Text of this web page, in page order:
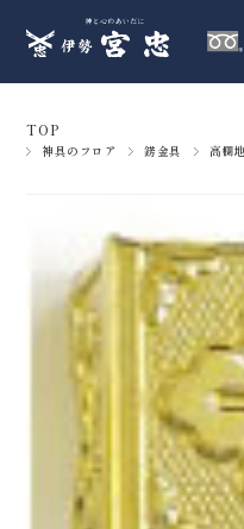
TOP
神具のフロア 錺金具 高欄